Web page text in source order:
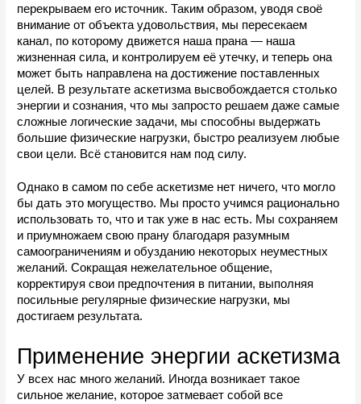
перекрываем его источник. Таким образом, уводя своё
внимание от объекта удовольствия, мы пересекаем
канал, по которому движется наша прана — наша
жизненная сила, и контролируем её утечку, и теперь она
может быть направлена на достижение поставленных
целей. В результате аскетизма высвобождается столько
энергии и сознания, что мы запросто решаем даже самые
сложные логические задачи, мы способны выдержать
большие физические нагрузки, быстро реализуем любые
свои цели. Всё становится нам под силу.
Однако в самом по себе аскетизме нет ничего, что могло
бы дать это могущество. Мы просто учимся рационально
использовать то, что и так уже в нас есть. Мы сохраняем
и приумножаем свою прану благодаря разумным
самоограничениям и обузданию некоторых неуместных
желаний. Сокращая нежелательное общение,
корректируя свои предпочтения в питании, выполняя
посильные регулярные физические нагрузки, мы
достигаем результата.
Применение энергии аскетизма
У всех нас много желаний. Иногда возникает такое
сильное желание, которое затмевает собой все